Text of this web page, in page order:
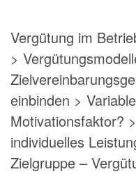
Vergütung im
>
einbinden >
Motivationsfaktor?
individuelles
Zielgruppe –